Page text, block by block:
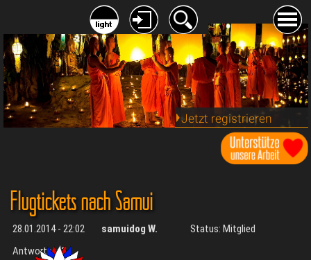
Jetzt registrieren
Flugtickets nach Samui
28.01.2014 - 22:02 samuidog W.
Status: Mitglied
Antworten:3